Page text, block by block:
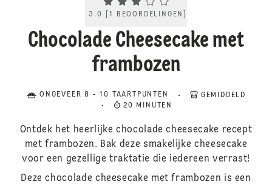
3.0 [1 BEOORDELINGEN
Chocolade Cheesecake met
frambozen
ONGEVEER 8 - 10 TAARTPUNTEN
GEMIDDELD
20 MINUTEN
Ontdek het heerlijke chocolade cheesecake recept
met frambozen. Bak deze smakelijke cheesecake
voor een gezellige traktatie die iedereen verrast!
Deze chocolade cheesecake met frambozen is een